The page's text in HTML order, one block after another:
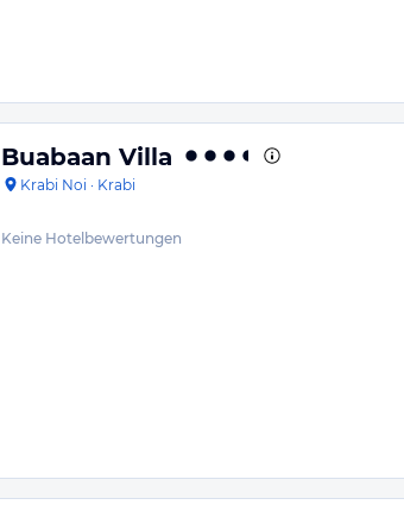
Buabaan Villa
Krabi Noi · Krabi
Keine Hotelbewertungen